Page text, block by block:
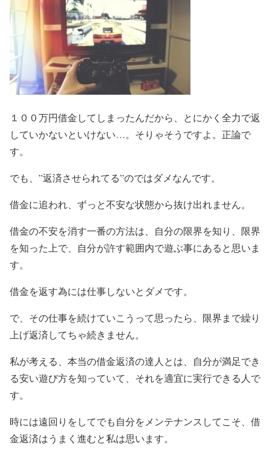
１００万円借金してしまったんだから、とにかく全力で返
していかないといけない…。そりゃそうですよ。正論で
す。
でも、”返済させられてる”のではダメなんです。
借金に追われ、ずっと不安な状態から抜け出れません。
借金の不安を消す一番の方法は、自分の限界を知り、限界
を知った上で、自分が許す範囲内で遊ぶ事にあると思いま
す。
借金を返す為には仕事しないとダメです。
で、その仕事を続けていこうって思ったら、 限界まで繰り
上げ返済してちゃ続きません。
私が考える、本当の借金返済の達人とは、自分が満足でき
る安い遊び方を知っていて、それを適宜に実行できる人で
す。
時には遠回りをしてでも自分をメンテナンスしてこそ、借
金返済はうまく進むと私は思います。